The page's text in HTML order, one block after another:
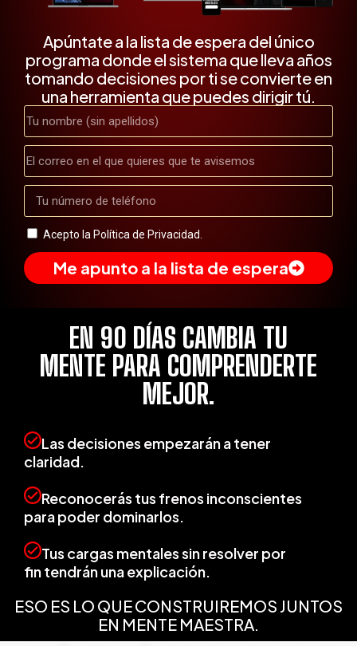
Apúntate a la lista de espera del único
programa donde el sistema que lleva años
tomando decisiones por ti se convierte en
una herramienta que puedes dirigir tú.
Acepto la Política de Privacidad.
Me apunto a la lista de espera
EN 90 DÍAS CAMBIA TU
MENTE PARA COMPRENDERTE
MEJOR.
Las decisiones empezarán a tener
claridad.
Reconocerás tus frenos inconscientes
para poder dominarlos.
Tus cargas mentales sin resolver por
fintendránuna explicación.
ESO ES LO QUE CONSTRUIREMOS JUNTOS
EN MENTE MAESTRA.